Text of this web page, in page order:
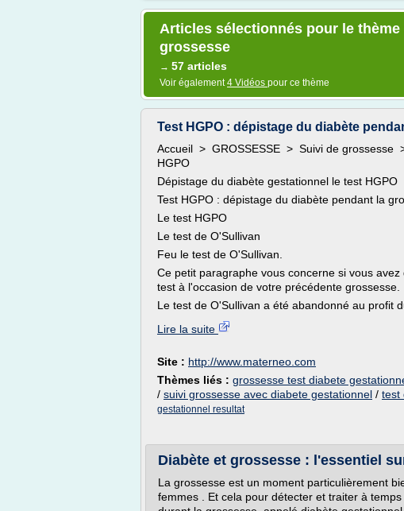
Articles sélectionnés pour le
grossesse
→ 57 articles
Voir également4 Vidéos pour ce thème
Test HGPO : dépistage du diabète
Accueil > GROSSESSE > Suivi de grossesse
HGPO
Dépistage du diabète gestationnel le test HGPO
Test HGPO : dépistage du diabète pendant la
Le test HGPO
Le test de O'Sullivan
Feu le test de O'Sullivan.
Ce petit paragraphe vous concerne si vous
test à l'occasion de votre précédente grossesse.
Le test de O'Sullivan a été abandonné au profit
Lire la suite
Site : http://www.materneo.com
Thèmes liés : grossesse test diabete
/ suivi grossesse avec diabete gestationnel / test
gestationnel resultat
Diabète et grossesse : l'essentiel
La grossesse est un moment particulièrement
femmes . Et cela pour détecter et traiter à